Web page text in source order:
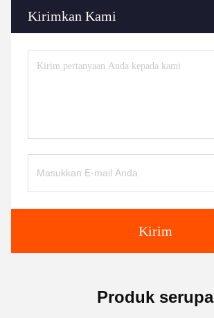
Kirimkan Kami
Kirim
Produk serupa